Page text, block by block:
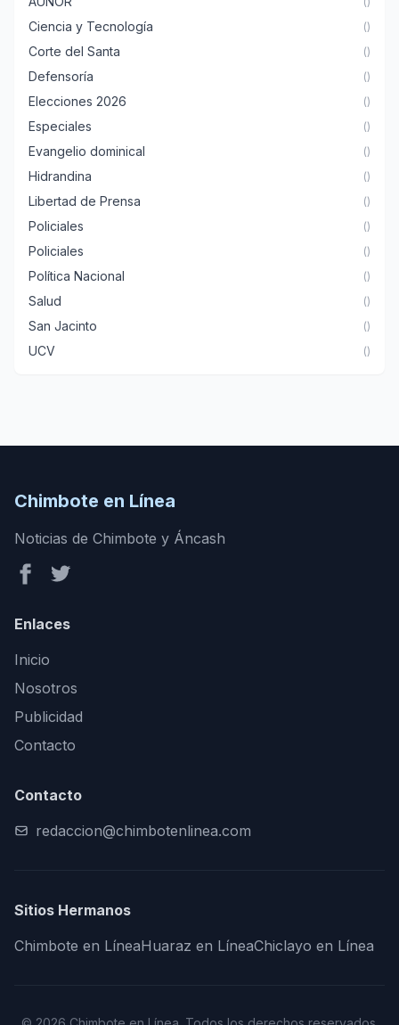
Ciencia y Tecnología ()
Corte del Santa ()
Defensoría ()
Elecciones 2026 ()
Especiales ()
Evangelio dominical ()
Hidrandina ()
Libertad de Prensa ()
Policiales ()
Policiales ()
Política Nacional ()
Salud ()
San Jacinto ()
UCV ()
Chimbote en Línea
Noticias de Chimbote y Áncash
Enlaces
Inicio
Nosotros
Publicidad
Contacto
Contacto
redaccion@chimbotenlinea.com
Sitios Hermanos
Chimbote en LíneaHuaraz en LíneaChiclayo en Línea